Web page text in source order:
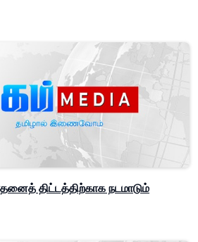
திட்டத்திற்காக நடமாடும்